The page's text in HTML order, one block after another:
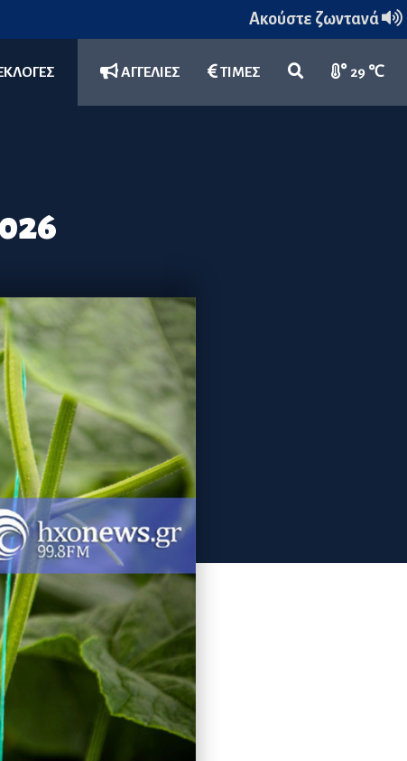
Ακούστε ζωντανά
ΑΓΓΕΛΙΕΣ ΤΙΜΕΣ 29 ℃